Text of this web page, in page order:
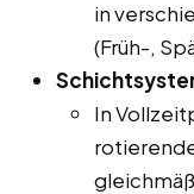
in
(Früh-,
In